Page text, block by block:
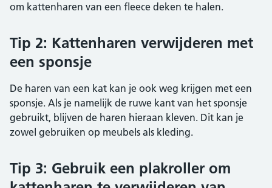
om kattenharen van een fleece deken te halen.
Tip 2: Kattenharen verwijderen met
een sponsje
De haren van een kat kan je ook weg krijgen met een
sponsje. Als je namelijk de ruwe kant van het sponsje
gebruikt, blijven de haren hieraan kleven. Dit kan je
zowel gebruiken op meubels als kleding.
Tip 3: Gebruik een plakroller om